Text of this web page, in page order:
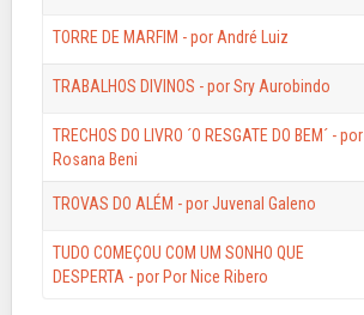
TORRE DE MARFIM - por André Luiz
TRABALHOS DIVINOS - por Sry Aurobindo
TRECHOS DO LIVRO ´O RESGATE DO BEM´ - por
Rosana Beni
TROVAS DO ALÉM - por Juvenal Galeno
TUDO COMEÇOU COM UM SONHO QUE
DESPERTA - por Por Nice Ribero